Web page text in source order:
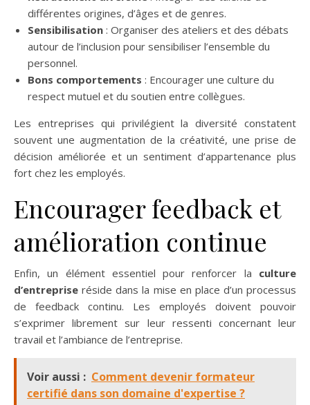
différentes origines, d’âges et de genres.
Sensibilisation : Organiser des ateliers et des débats
autour de l’inclusion pour sensibiliser l’ensemble du
personnel.
Bons comportements : Encourager une culture du
respect mutuel et du soutien entre collègues.
Les entreprises qui privilégient la diversité constatent
souvent une augmentation de la créativité, une prise de
décision améliorée et un sentiment d’appartenance plus
fort chez les employés.
Encourager feedback et
amélioration continue
Enfin, un élément essentiel pour renforcer la culture
d’entreprise réside dans la mise en place d’un processus
de feedback continu. Les employés doivent pouvoir
s’exprimer librement sur leur ressenti concernant leur
travail et l’ambiance de l’entreprise.
Voir aussi : Comment devenir formateur
certifié dans son domaine d'expertise ?